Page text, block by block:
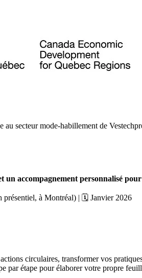
secteur mode-habillement de
accompagnement personnalisé
présentiel, à Montréal) | 🗓️ Janvier 2026
circulaires, transformer vos
par étape pour élaborer votre propre